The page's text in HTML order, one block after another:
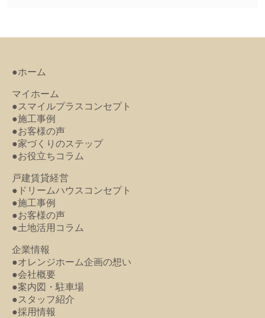
●ホーム
マイホーム
●スマイルプラスコンセプト
●施工事例
●お客様の声
●家づくりのステップ
●お役立ちコラム
戸建賃貸経営
●ドリームハウスコンセプト
●施工事例
●お客様の声
●土地活用コラム
企業情報
●オレンジホーム企画の想い
●会社概要
●案内図・駐車場
●スタッフ紹介
●採用情報